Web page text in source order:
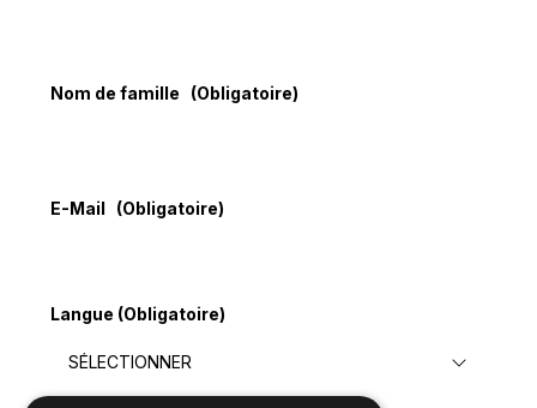
(Obligatoire)
(Obligatoire)
Langue (Obligatoire)